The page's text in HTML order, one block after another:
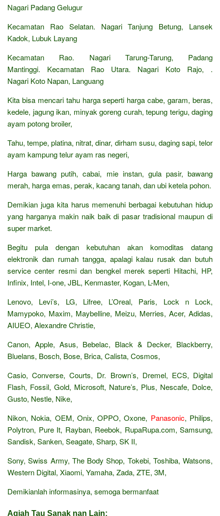
Nagari Padang Gelugur
Kecamatan Rao Selatan. Nagari Tanjung Betung, Lansek
Kadok, Lubuk Layang
Kecamatan Rao. Nagari Tarung-Tarung, Padang
Mantinggi. Kecamatan Rao Utara. Nagari Koto Rajo, .
Nagari Koto Napan, Languang
Kita bisa mencari tahu harga seperti harga cabe, garam, beras,
kedele, jagung ikan, minyak goreng curah, tepung terigu, daging
ayam potong broiler,
Tahu, tempe, platina, nitrat, dinar, dirham susu, daging sapi, telor
ayam kampung telur ayam ras negeri,
Harga bawang putih, cabai, mie instan, gula pasir, bawang
merah, harga emas, perak, kacang tanah, dan ubi ketela pohon.
Demikian juga kita harus memenuhi berbagai kebutuhan hidup
yang harganya makin naik baik di pasar tradisional maupun di
super market.
Begitu pula dengan kebutuhan akan komoditas datang
elektronik dan rumah tangga, apalagi kalau rusak dan butuh
service center resmi dan bengkel merek seperti Hitachi, HP,
Infinix, Intel, I-one, JBL, Kenmaster, Kogan, L-Men,
Lenovo, Levi’s, LG, Lifree, L’Oreal, Paris, Lock n Lock,
Mamypoko, Maxim, Maybelline, Meizu, Merries, Acer, Adidas,
AIUEO, Alexandre Christie,
Canon, Apple, Asus, Bebelac, Black & Decker, Blackberry,
Bluelans, Bosch, Bose, Brica, Calista, Cosmos,
Casio, Converse, Courts, Dr. Brown’s, Dremel, ECS, Digital
Flash, Fossil, Gold, Microsoft, Nature’s, Plus, Nescafe, Dolce,
Gusto, Nestle, Nike,
Nikon, Nokia, OEM, Onix, OPPO, Oxone, Panasonic, Philips,
Polytron, Pure It, Rayban, Reebok, RupaRupa.com, Samsung,
Sandisk, Sanken, Seagate, Sharp, SK II,
Sony, Swiss Army, The Body Shop, Tokebi, Toshiba, Watsons,
Western Digital, Xiaomi, Yamaha, Zada, ZTE, 3M,
Demikianlah informasinya, semoga bermanfaat
Agiah Tau Sanak nan Lain: